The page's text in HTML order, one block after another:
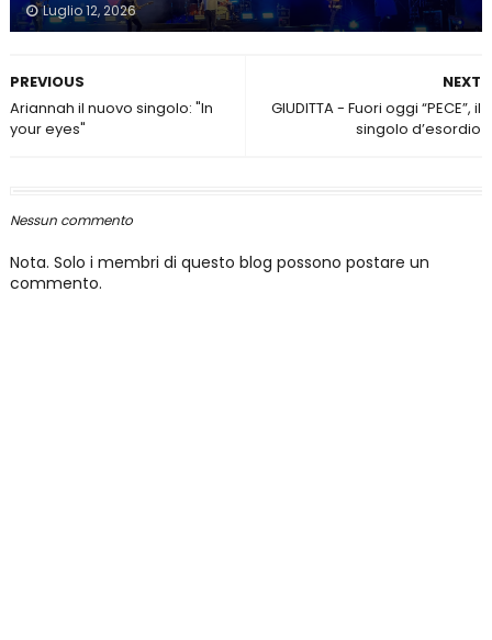
Luglio 12, 2026
NEXT
GIUDITTA - Fuori oggi “PECE”, il
singolo d’esordio
PREVIOUS
Ariannah il nuovo singolo: "In
your eyes"
Nessun commento
Nota. Solo i membri di questo blog possono postare un
commento.